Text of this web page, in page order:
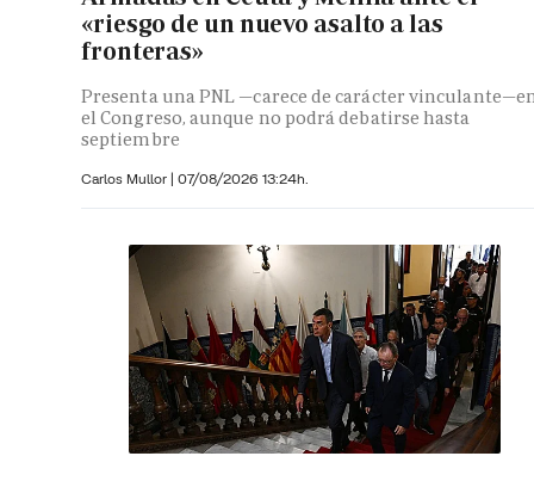
«riesgo de un nuevo asalto a las
fronteras»
Presenta una PNL —carece de carácter
el Congreso, aunque no podrá debatirse hasta
septiembre
Carlos Mullor | 07/08/2026 13:24h.